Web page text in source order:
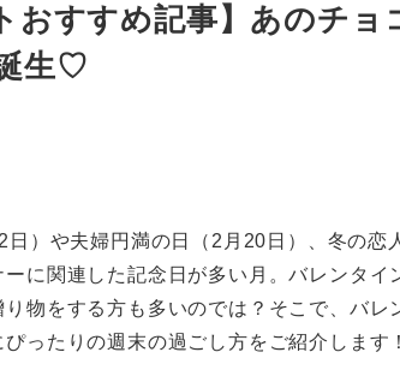
おすすめ記事】あのチョ
生♡
日）や夫婦円満の日（2月20日）、冬の恋
ーに関連した記念日が多い月。バレンタイ
物をする方も多いのでは？そこで、バレ
ったりの週末の過ごし方をご紹介します！